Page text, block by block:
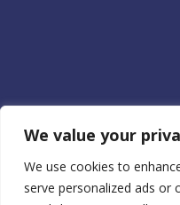
We value your
We use cookies to
serve personalized ads or
© Copyright 2026 |